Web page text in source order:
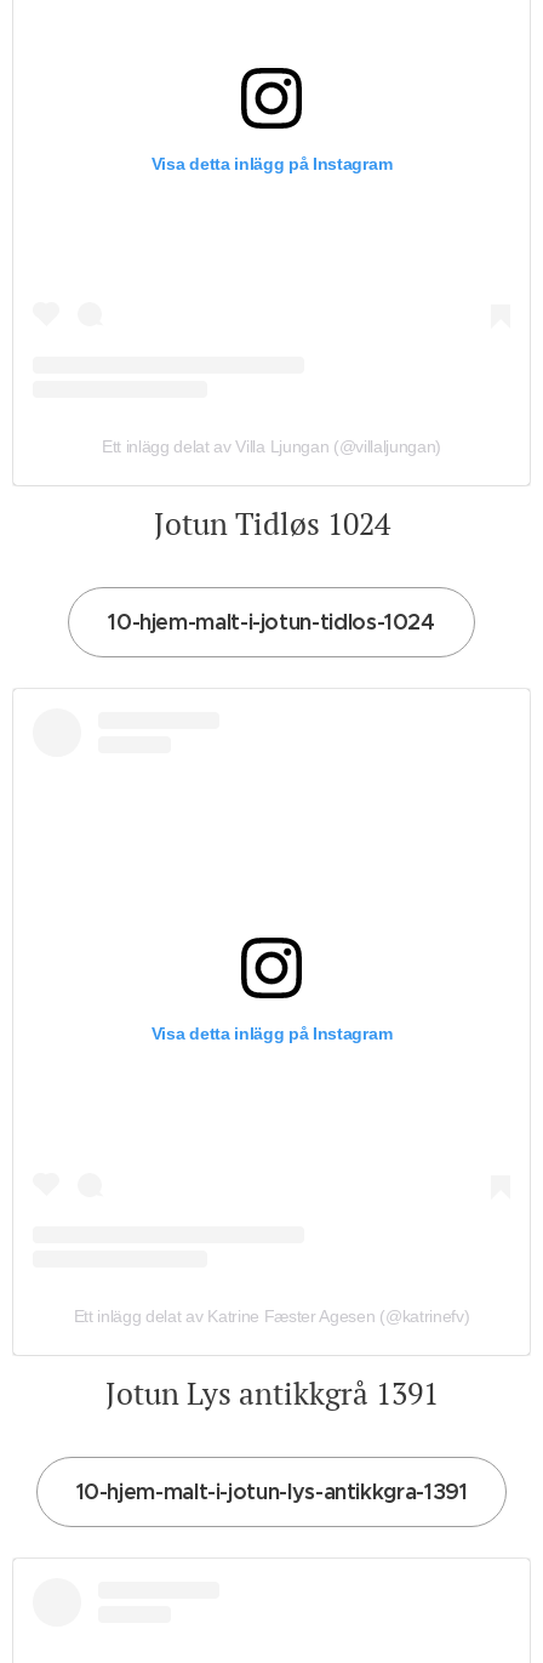
Visa detta inlägg på Instagram
Ett inlägg delat av Villa Ljungan (@villaljungan)
Jotun Tidløs 1024
10-hjem-malt-i-jotun-tidlos-1024
Visa detta inlägg på Instagram
Ett inlägg delat av Katrine Fæster Agesen (@katrinefv)
Jotun Lys antikkgrå 1391
10-hjem-malt-i-jotun-lys-antikkgra-1391